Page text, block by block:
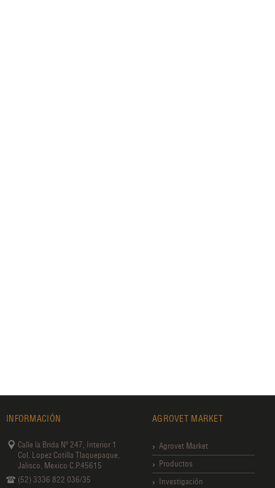
INFORMACIÓN
Calle la Brida Nº 247, Interior 1
Col. Lopez Cotilla Tlaquepaque,
Jalisco, Mexico C.P.45615
(52) 3336 822 036/35
AGROVET MARKET
Agrovet Market
Productos
Investigación